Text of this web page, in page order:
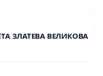
ЗЛАТЕВА ВЕЛИКОВА